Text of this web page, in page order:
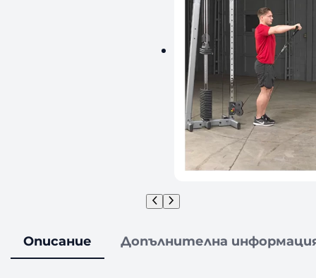
Описание Допълнителна